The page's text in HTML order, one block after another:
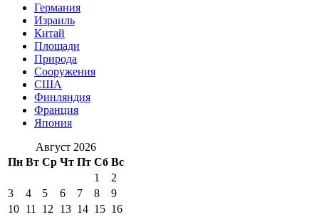
Германия
Израиль
Китай
Площади
Природа
Сооружения
США
Финляндия
Франция
Япония
Август 2026
Пн Вт Ср Чт Пт Сб Вс
1
2
3
4 5 6 7 8
9
10 11 12 13 14 15 16